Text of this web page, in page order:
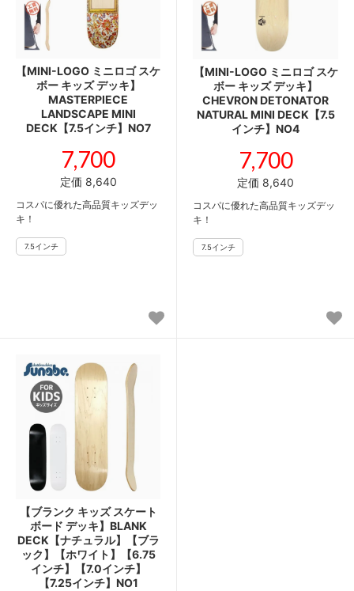
【MINI-LOGO ミニロゴ スケ
ボー キッズ デッキ】
MASTERPIECE
LANDSCAPE MINI
DECK【7.5インチ】NO7
7,700
定価 8,640
コスパに優れた高品質キッズデッ
キ！
【MINI-LOGO ミニロゴ スケ
ボー キッズ デッキ】
CHEVRON DETONATOR
NATURAL MINI DECK【7.5
インチ】NO4
7,700
定価 8,640
コスパに優れた高品質キッズデッ
キ！
【ブランク キッズ スケート
ボード デッキ】BLANK
DECK【ナチュラル】【ブラ
ック】【ホワイト】【6.75
インチ】【7.0インチ】
【7.25インチ】NO1